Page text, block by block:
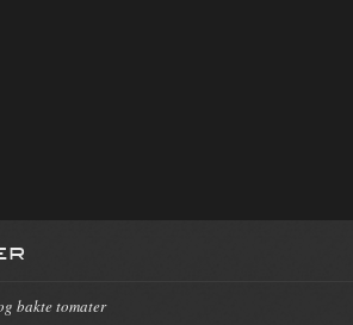
bakte tomater